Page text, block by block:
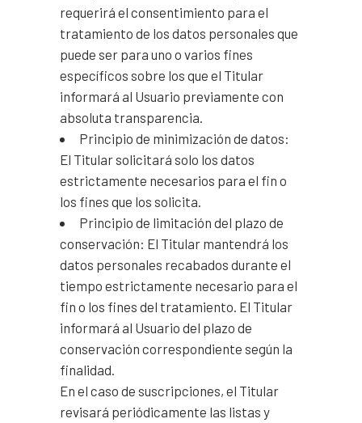
requerirá el consentimiento para el
tratamiento de los datos personales que
puede ser para uno o varios fines
específicos sobre los que el Titular
informará al Usuario previamente con
absoluta transparencia.
Principio de minimización de datos:
El Titular solicitará solo los datos
estrictamente necesarios para el fin o
los fines que los solicita.
Principio de limitación del plazo de
conservación: El Titular mantendrá los
datos personales recabados durante el
tiempo estrictamente necesario para el
fin o los fines del tratamiento. El Titular
informará al Usuario del plazo de
conservación correspondiente según la
finalidad.
En el caso de suscripciones, el Titular
revisará periódicamente las listas y